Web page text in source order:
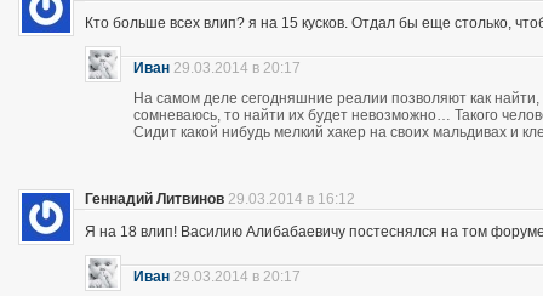
Кто больше всех влип? я на 15 кусков. Отдал бы еще столько,
Иван 29.03.2014 в 20:17
На самом деле сегодняшние реалии позволяют как
сомневаюсь, то найти их будет невозможно… Такого
Сидит какой нибудь мелкий хакер на своих мальдивах и
Геннадий Литвинов 29.03.2014 в 16:12
Я на 18 влип! Василию Алибабаевичу постеснялся на том
Иван 29.03.2014 в 20:17